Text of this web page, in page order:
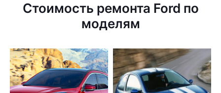
Стоимость ремонта Ford по
моделям